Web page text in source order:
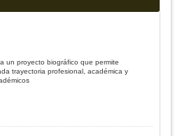
un proyecto biográfico que permite
trayectoria profesional, académica y